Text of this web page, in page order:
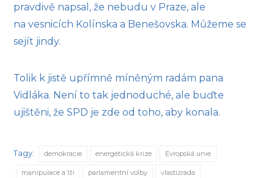
pravdivě napsal, že nebudu v Praze, ale
na vesnicích Kolínska a Benešovska. Můžeme se
sejít jindy.
Tolik k jistě upřímně míněným radám pana
Vidláka. Není to tak jednoduché, ale buďte
ujištěni, že SPD je zde od toho, aby konala.
Tagy: demokracie energetická krize Evropská unie
manipulace a lži parlamentní volby vlastizrada